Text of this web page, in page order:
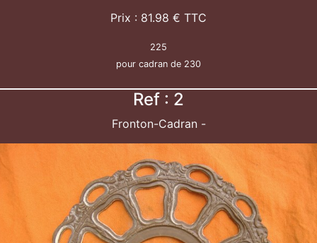
Prix : 81.98 € TTC
225
pour cadran de 230
Ref : 2
Fronton-Cadran -